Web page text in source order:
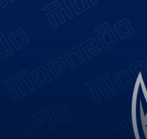
Текстовые
Фотобанк